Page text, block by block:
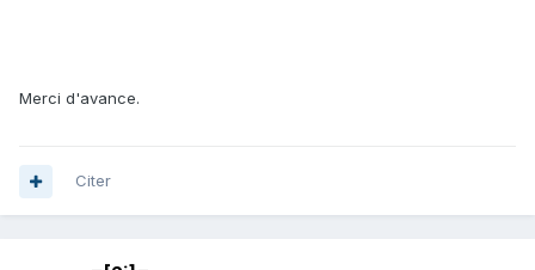
Merci d'avance.
Citer